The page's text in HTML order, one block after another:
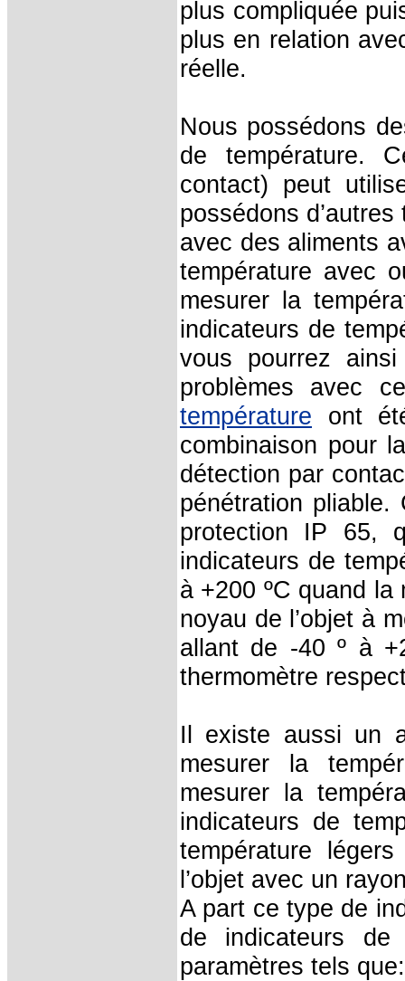
plus compliquée
plus en relation
réelle.
Nous possédons
de température.
contact) peut
possédons
avec des aliments
température avec
mesurer la
indicateurs de
vous pourrez
problèmes avec
température ont
combinaison pour
détection par
pénétration
protection IP 65,
indicateurs de
à +200 ºC quand
noyau de l’objet à
allant de -40 º à
thermomètre
Il existe aussi un
mesurer la
mesurer la
indicateurs de
température
l’objet avec un
A part ce type de
de indicateurs de
paramètres tels que: